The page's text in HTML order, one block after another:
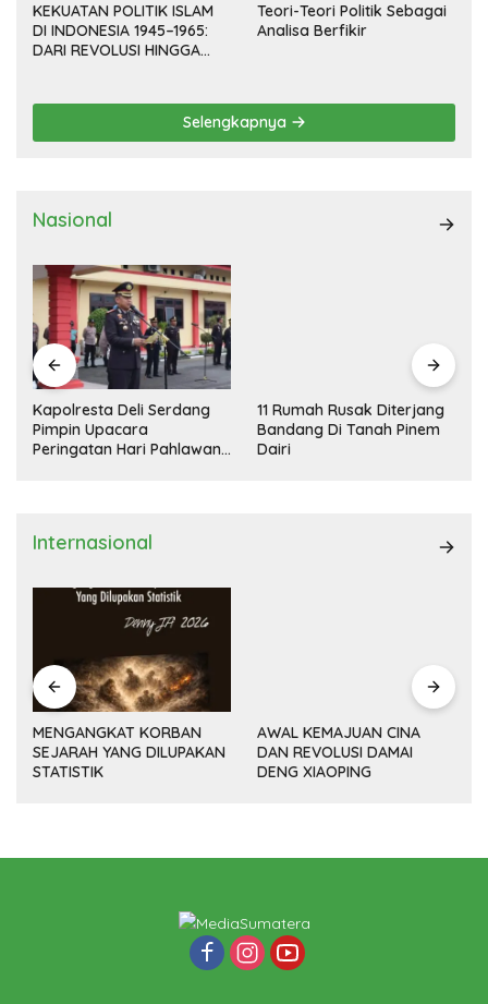
KEKUATAN POLITIK ISLAM
DI INDONESIA 1945–1965:
DARI REVOLUSI HINGGA
Teori-Teori Politik Sebagai
Analisa Berfikir
Selengkapnya
Nasional
Kapolresta Deli Serdang
Pimpin Upacara
Peringatan Hari Pahlawan
11 Rumah Rusak Diterjang
Bandang Di Tanah Pinem
Dairi
Internasional
MENGANGKAT KORBAN
SEJARAH YANG DILUPAKAN
STATISTIK
AWAL KEMAJUAN CINA
DAN REVOLUSI DAMAI
DENG XIAOPING